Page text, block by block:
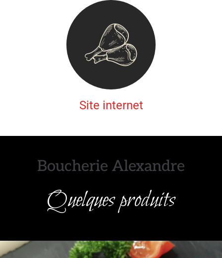
Site internet
Boucherie Alexandre
Quelques produits